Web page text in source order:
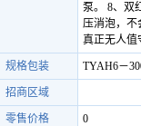
泵。 8、双
压消泡，不
真正无人值
规格包装 TYAH6－
招商区域
零售价格 0